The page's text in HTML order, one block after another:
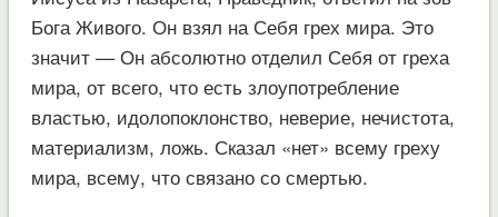
Бога Живого. Он взял на Себя грех мира. Это
значит — Он абсолютно отделил Себя от греха
мира, от всего, что есть злоупотребление
властью, идолопоклонство, неверие, нечистота,
материализм, ложь. Сказал «нет» всему греху
мира, всему, что связано со смертью.